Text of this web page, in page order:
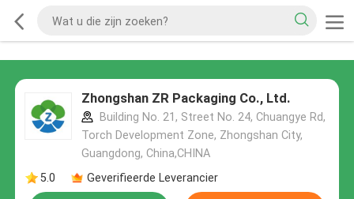
Zhongshan ZR Packaging Co., Ltd.
Building No. 21, Street No. 24, Chuangye Rd,
Torch Development Zone, Zhongshan City,
Guangdong, China,CHINA
5.0
Geverifieerde Leverancier